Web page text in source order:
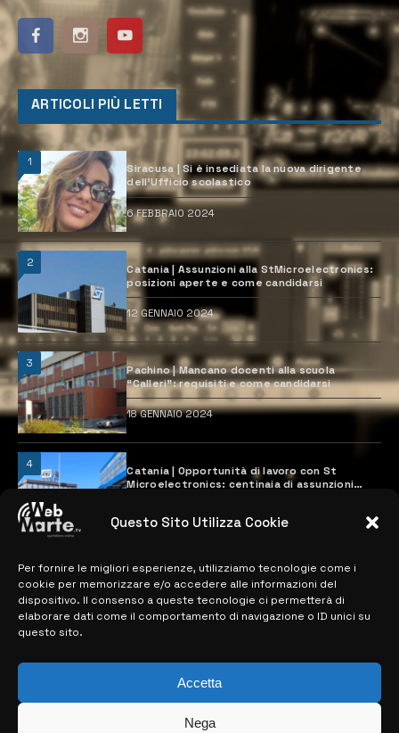
Questo Sito Utilizza Cookie
Per fornire le migliori esperienze, utilizziamo tecnologie come i
cookie per memorizzare e/o accedere alle informazioni del
dispositivo. Il consenso a queste tecnologie ci permetterà di
elaborare dati come il comportamento di navigazione o ID unici su
questo sito.
Accetta
Nega
ARTICOLI PIÙ LETTI
1
Siracusa | Si è insediata la nuova dirigente
dell’Ufficio scolastico
6 FEBBRAIO 2024
2
Catania | Assunzioni alla StMicroelectronics:
posizioni aperte e come candidarsi
12 GENNAIO 2024
3
Pachino | Mancano docenti alla scuola
“Calleri”: requisiti e come candidarsi
18 GENNAIO 2024
4
Catania | Opportunità di lavoro con St
Microelectronics: centinaia di assunzioni
28 MARZO 2024
MAPPA DEL SITO
> NOTIZIE
> EDIZIONI LOCALI